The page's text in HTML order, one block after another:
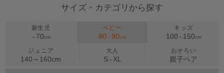
サイズ・カテゴリから探す
新生児
～ 70cm
ベビー
80 ～90cm
キッズ
100 ～ 150cm
ジュニア
140～ 160cm
大人
S～ XL
おそろい
親子ペア